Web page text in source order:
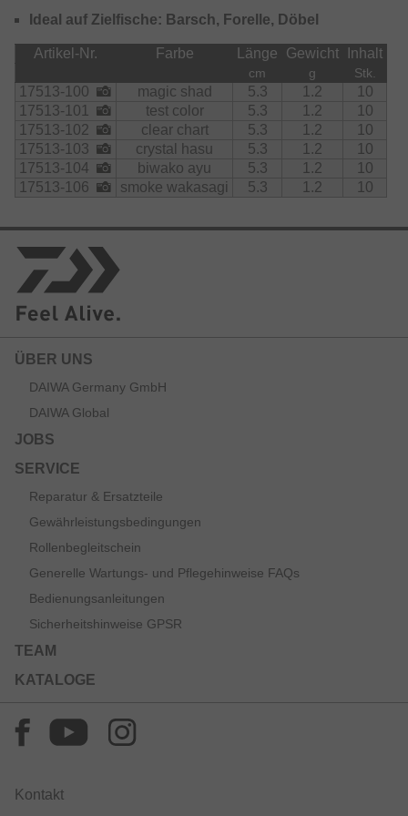
konstantem Retrieve und zum Drop-Shot Angeln, sowie
Mit Nail Sinker Pocket am Kopf. Phthalatfrei!
Ideal auf Zielfische: Barsch, Forelle, Döbel
Artikel-Nr. Farbe Länge Gewicht Inhalt
cm g Stk.
17513-100 magic shad 5.3 1.2
10
17513-101
test color 5.3 1.2
10
17513-102
clear chart 5.3 1.2
10
17513-103
crystal hasu 5.3 1.2
10
17513-104
biwako ayu 5.3 1.2
10
17513-106
smoke wakasagi 5.3 1.2 10
ÜBER UNS
DAIWA Germany GmbH
DAIWA Global
JOBS
SERVICE
Reparatur & Ersatzteile
Gewährleistungsbedingungen
Rollenbegleitschein
Generelle Wartungs- und Pflegehinweise FAQs
Bedienungsanleitungen
Sicherheitshinweise GPSR
TEAM
KATALOGE
Kontakt